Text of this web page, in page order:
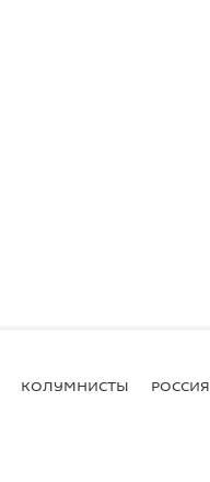
КОЛУМНИСТЫ РОССИЯ